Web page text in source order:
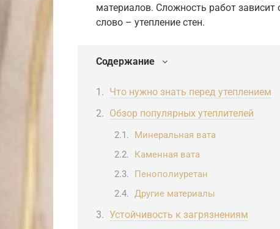
материалов. Сложность работ зависит
слово – утепление стен.
Содержание
Что нужно знать перед утеплением
Обзор популярных утеплителей
Минеральная вата
Каменная вата
Пенополиуретан
Другие материалы
Устойчивость к загрязнениям